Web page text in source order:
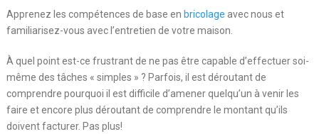
Apprenez les compétences de base en bricolage avec nous et
familiarisez-vous avec l’entretien de votre maison.
À quel point est-ce frustrant de ne pas être capable d’effectuer soi-
même des tâches « simples » ? Parfois, il est déroutant de
comprendre pourquoi il est difficile d’amener quelqu’un à venir les
faire et encore plus déroutant de comprendre le montant qu’ils
doivent facturer. Pas plus!